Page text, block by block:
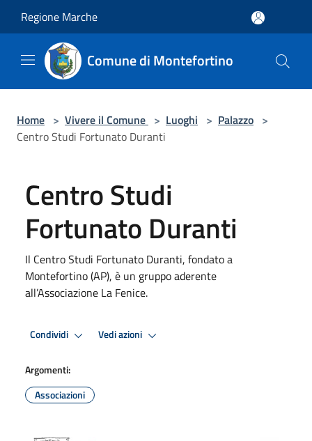
Regione Marche
Comune di Montefortino
Home > Vivere il Comune > Luoghi > Palazzo >
Centro Studi Fortunato Duranti
Centro Studi
Fortunato Duranti
Il Centro Studi Fortunato Duranti, fondato a
Montefortino (AP), è un gruppo aderente
all’Associazione La Fenice.
Condividi Vedi azioni
Argomenti:
Associazioni